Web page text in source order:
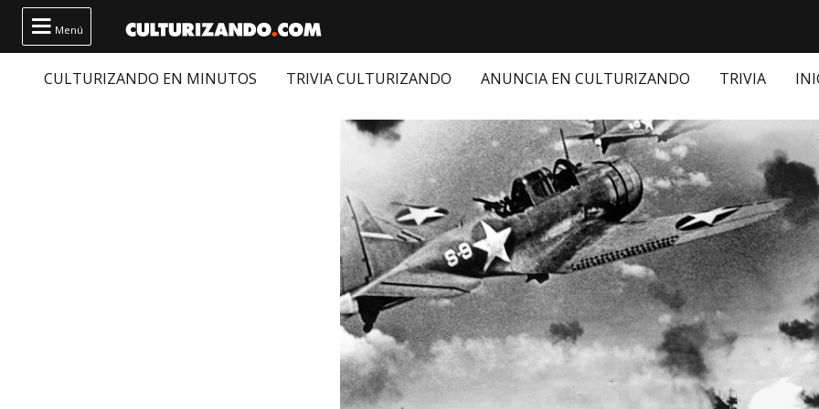
 Menú
CULTURIZANDO EN MINUTOS TRIVIA CULTURIZANDO ANUNCIA EN CULTURIZANDO TRIVIA